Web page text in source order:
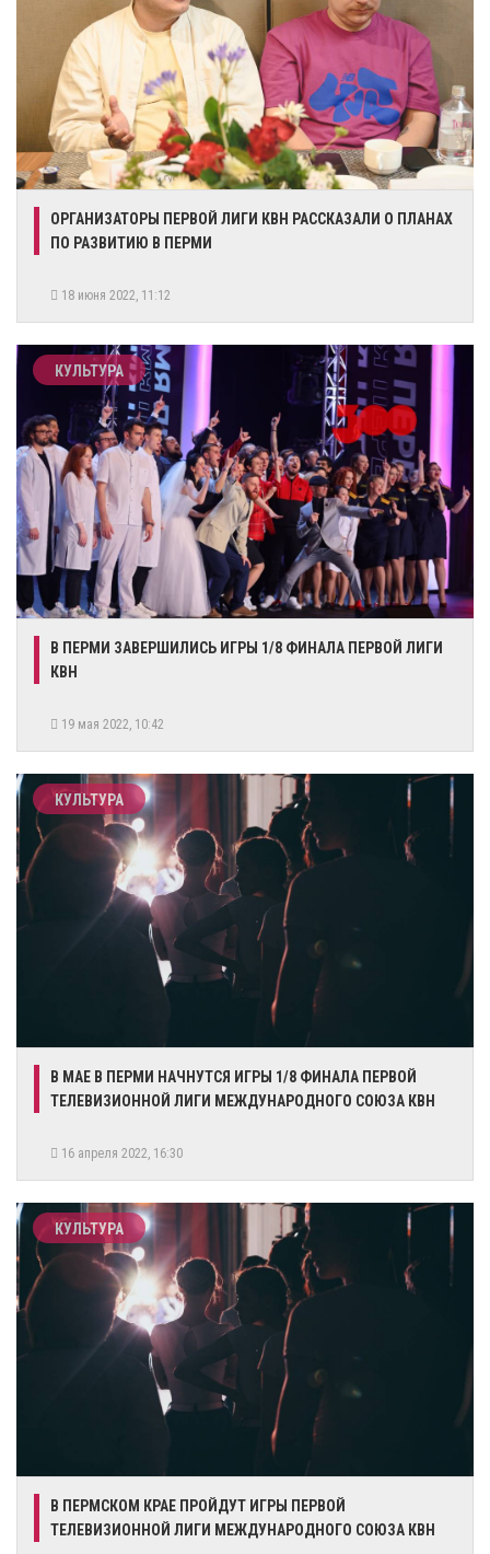
​ОРГАНИЗАТОРЫ ПЕРВОЙ ЛИГИ КВН РАССКАЗАЛИ О ПЛАНАХ
ПО РАЗВИТИЮ В ПЕРМИ
18 июня 2022, 11:12
КУЛЬТУРА
​В ПЕРМИ ЗАВЕРШИЛИСЬ ИГРЫ 1/8 ФИНАЛА ПЕРВОЙ ЛИГИ
КВН
19 мая 2022, 10:42
КУЛЬТУРА
​В МАЕ В ПЕРМИ НАЧНУТСЯ ИГРЫ 1/8 ФИНАЛА ПЕРВОЙ
ТЕЛЕВИЗИОННОЙ ЛИГИ МЕЖДУНАРОДНОГО СОЮЗА КВН
16 апреля 2022, 16:30
КУЛЬТУРА
​В ПЕРМСКОМ КРАЕ ПРОЙДУТ ИГРЫ ПЕРВОЙ
ТЕЛЕВИЗИОННОЙ ЛИГИ МЕЖДУНАРОДНОГО СОЮЗА КВН